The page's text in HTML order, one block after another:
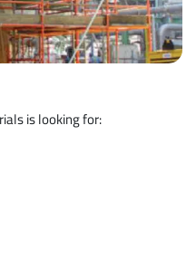
is looking for: